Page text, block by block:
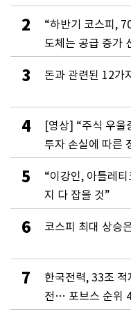
2
“하반기 코스피,
도체는 공급 증가
3 돈과 관련된 12가
4
[영상] “주식 우울
투자 손실에 따른
5
“이강인, 아틀레
지 다 잡을 것”
6 코스피 최대 상승
7
한국전력, 33조
전… 포브스 순위